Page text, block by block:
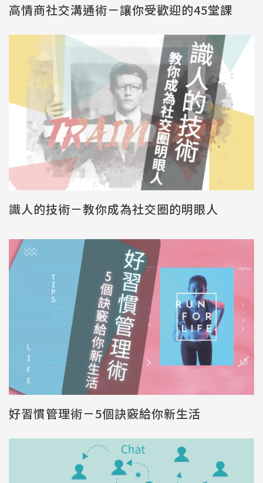
高情商社交溝通術－讓你受歡迎的45堂課
識人的技術－教你成為社交圈的明眼人
好習慣管理術－5個訣竅給你新生活